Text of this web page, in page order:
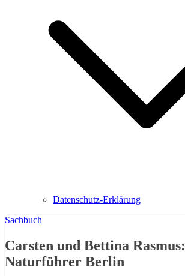
Datenschutz-Erklärung
Sachbuch
Carsten und Bettina Rasmus:
Naturführer Berlin